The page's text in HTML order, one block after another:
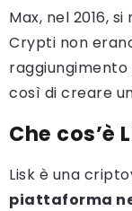
Max, nel 2016,
Crypti non
così di creare
Che cos’è
Lisk è una
piattaforma